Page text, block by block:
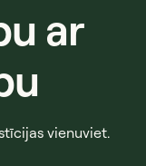
ar
vienuviet.